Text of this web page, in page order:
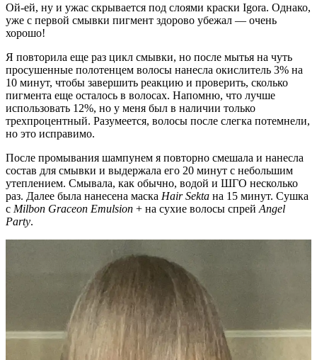
Ой-ей, ну и ужас скрывается под слоями краски Igora. Однако,
уже с первой смывки пигмент здорово убежал — очень
хорошо!
Я повторила еще раз цикл смывки, но после мытья на чуть
просушенные полотенцем волосы нанесла окислитель 3% на
10 минут, чтобы завершить реакцию и проверить, сколько
пигмента еще осталось в волосах. Напомню, что лучше
использовать 12%, но у меня был в наличии только
трехпроцентный. Разумеется, волосы после слегка потемнели,
но это исправимо.
После промывания шампунем я повторно смешала и нанесла
состав для смывки и выдержала его 20 минут с небольшим
утеплением. Смывала, как обычно, водой и ШГО несколько
раз. Далее была нанесена маска Hair Sekta на 15 минут. Сушка
с Milbon Graceon Emulsion + на сухие волосы спрей Angel
Party.